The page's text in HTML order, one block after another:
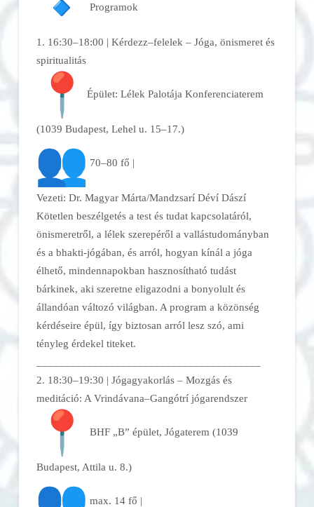
Programok
1. 16:30–18:00 | Kérdezz–felelek – Jóga, önismeret és
spiritualitás
Épület: Lélek Palotája Konferenciaterem
(1039 Budapest, Lehel u. 15–17.)
70–80 fő |
Vezeti: Dr. Magyar Márta/Mandzsarí Déví Dászí
Kötetlen beszélgetés a test és tudat kapcsolatáról,
önismeretről, a lélek szerepéről a vallástudományban
és a bhakti-jógában, és arról, hogyan kínál a jóga
élhető, mindennapokban hasznosítható tudást
bárkinek, aki szeretne eligazodni a bonyolult és
állandóan változó világban. A program a közönség
kérdéseire épül, így biztosan arról lesz szó, ami
tényleg érdekel titeket.
2. 18:30–19:30 | Jógagyakorlás – Mozgás és
meditáció: A Vrindávana–Gangótrí jógarendszer
BHF „B” épület, Jógaterem (1039
Budapest, Attila u. 8.)
max. 14 fő |